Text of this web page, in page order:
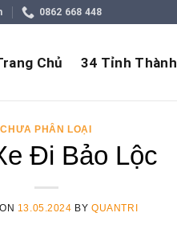
0862 668 448
Chủ 34 Tỉnh Thành
CHƯA PHÂN LOẠI
Đi Bảo Lộc
13.05.2024 BYQUANTRI